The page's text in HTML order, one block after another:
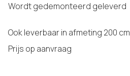
Wordt gedemonteerd geleverd
Ook leverbaar in afmeting 200 cm
Prijs op aanvraag